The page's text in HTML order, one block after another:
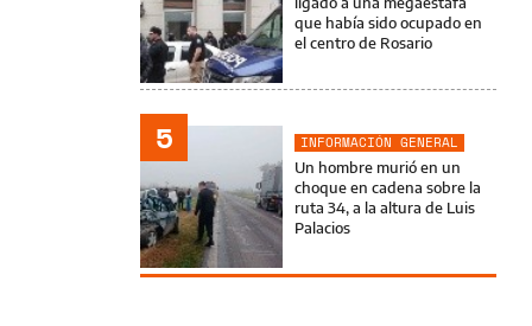
que había sido ocupado en
el centro de Rosario
5
INFORMACIÓN GENERAL
Un hombre murió en un
choque en cadena sobre la
ruta 34, a la altura de Luis
Palacios